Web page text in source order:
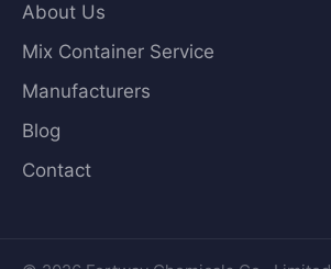
About Us
Mix Container Service
Manufacturers
Blog
Contact